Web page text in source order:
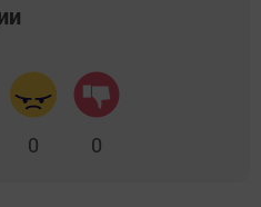
0 0